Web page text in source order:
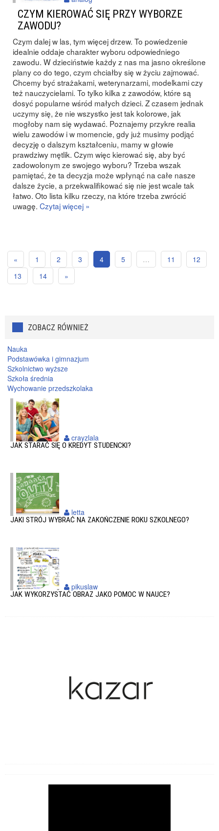
CZYM KIEROWAĆ SIĘ PRZY WYBORZE
ZAWODU?
Czym dalej w las, tym więcej drzew. To powiedzenie
idealnie oddaje charakter wyboru odpowiedniego
zawodu. W dzieciństwie każdy z nas ma jasno określone
plany co do tego, czym chciałby się w życiu zajmować.
Chcemy być strażakami, weterynarzami, modelkami czy
też nauczycielami. To tylko kilka z zawodów, które są
dosyć popularne wśród małych dzieci. Z czasem jednak
uczymy się, że nie wszystko jest tak kolorowe, jak
mogłoby nam się wydawać. Poznajemy przykre realia
wielu zawodów i w momencie, gdy już musimy podjąć
decyzję o dalszym kształceniu, mamy w głowie
prawdziwy mętlik. Czym więc kierować się, aby być
zadowolonym ze swojego wyboru? Trzeba wszak
pamiętać, że ta decyzja może wpłynąć na całe nasze
dalsze życie, a przekwalifikować się nie jest wcale tak
łatwo. Oto lista kilku rzeczy, na które trzeba zwrócić
uwagę. Czytaj więcej »
« 1 2 3 4 5 … 11
12
13
14 »
ZOBACZ RÓWNIEŻ
Nauka
Podstawówka i gimnazjum
Szkolnictwo wyższe
Szkoła średnia
Wychowanie przedszkolaka
JAK STARAĆ SIĘ O KREDYT STUDENCKI?
crayzlala
JAKI STRÓJ WYBRAĆ NA ZAKOŃCZENIE ROKU SZKOLNEGO?
letta
JAK WYKORZYSTAĆ OBRAZ JAKO POMOC W NAUCE?
pikuslaw